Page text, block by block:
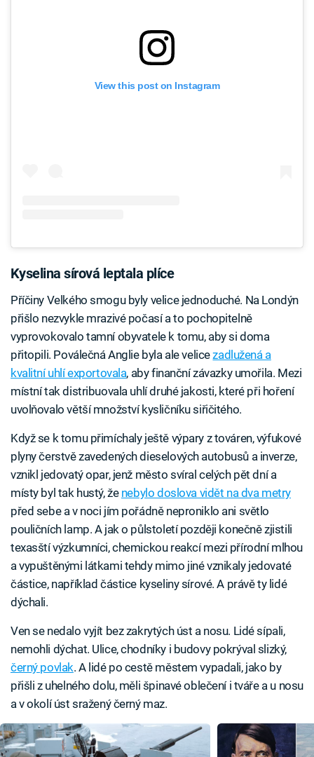
View this post on Instagram
Kyselina sírová leptala plíce
Příčiny Velkého smogu byly velice jednoduché. Na Londýn
přišlo nezvykle mrazivé počasí a to pochopitelně
vyprovokovalo tamní obyvatele k tomu, aby si doma
přitopili. Poválečná Anglie byla ale velicezadlužená a
kvalitní uhlí exportovala, aby finanční závazky umořila. Mezi
místní tak distribuovala uhlí druhé jakosti, které při hoření
uvolňovalo větší množství kysličníku siřičitého.
Když se k tomu přimíchaly ještě výpary z továren, výfukové
plyny čerstvě zavedených dieselových autobusů a inverze,
vznikl jedovatý opar, jenž město svíral celých pět dní a
místy byl tak hustý, že nebylo doslova vidět na dva metry
před sebe a v noci jím pořádně neproniklo ani světlo
pouličních lamp. A jak o půlstoletí později konečně zjistili
texasští výzkumníci, chemickou reakcí mezi přírodní mlhou
a vypuštěnými látkami tehdy mimo jiné vznikaly jedovaté
částice, například částice kyseliny sírové. A právě ty lidé
dýchali.
Ven se nedalo vyjít bez zakrytých úst a nosu. Lidé sípali,
nemohli dýchat. Ulice, chodníky i budovy pokrýval slizký,
černý povlak. A lidé po cestě městem vypadali, jako by
přišli z uhelného dolu, měli špinavé oblečení i tváře a u nosu
a v okolí úst sražený černý maz.